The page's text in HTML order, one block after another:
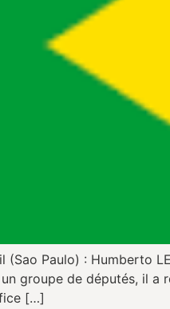
(Sao Paulo) : Humberto
groupe de députés, il a
[…]